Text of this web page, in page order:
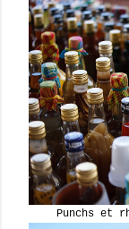
Punchs et